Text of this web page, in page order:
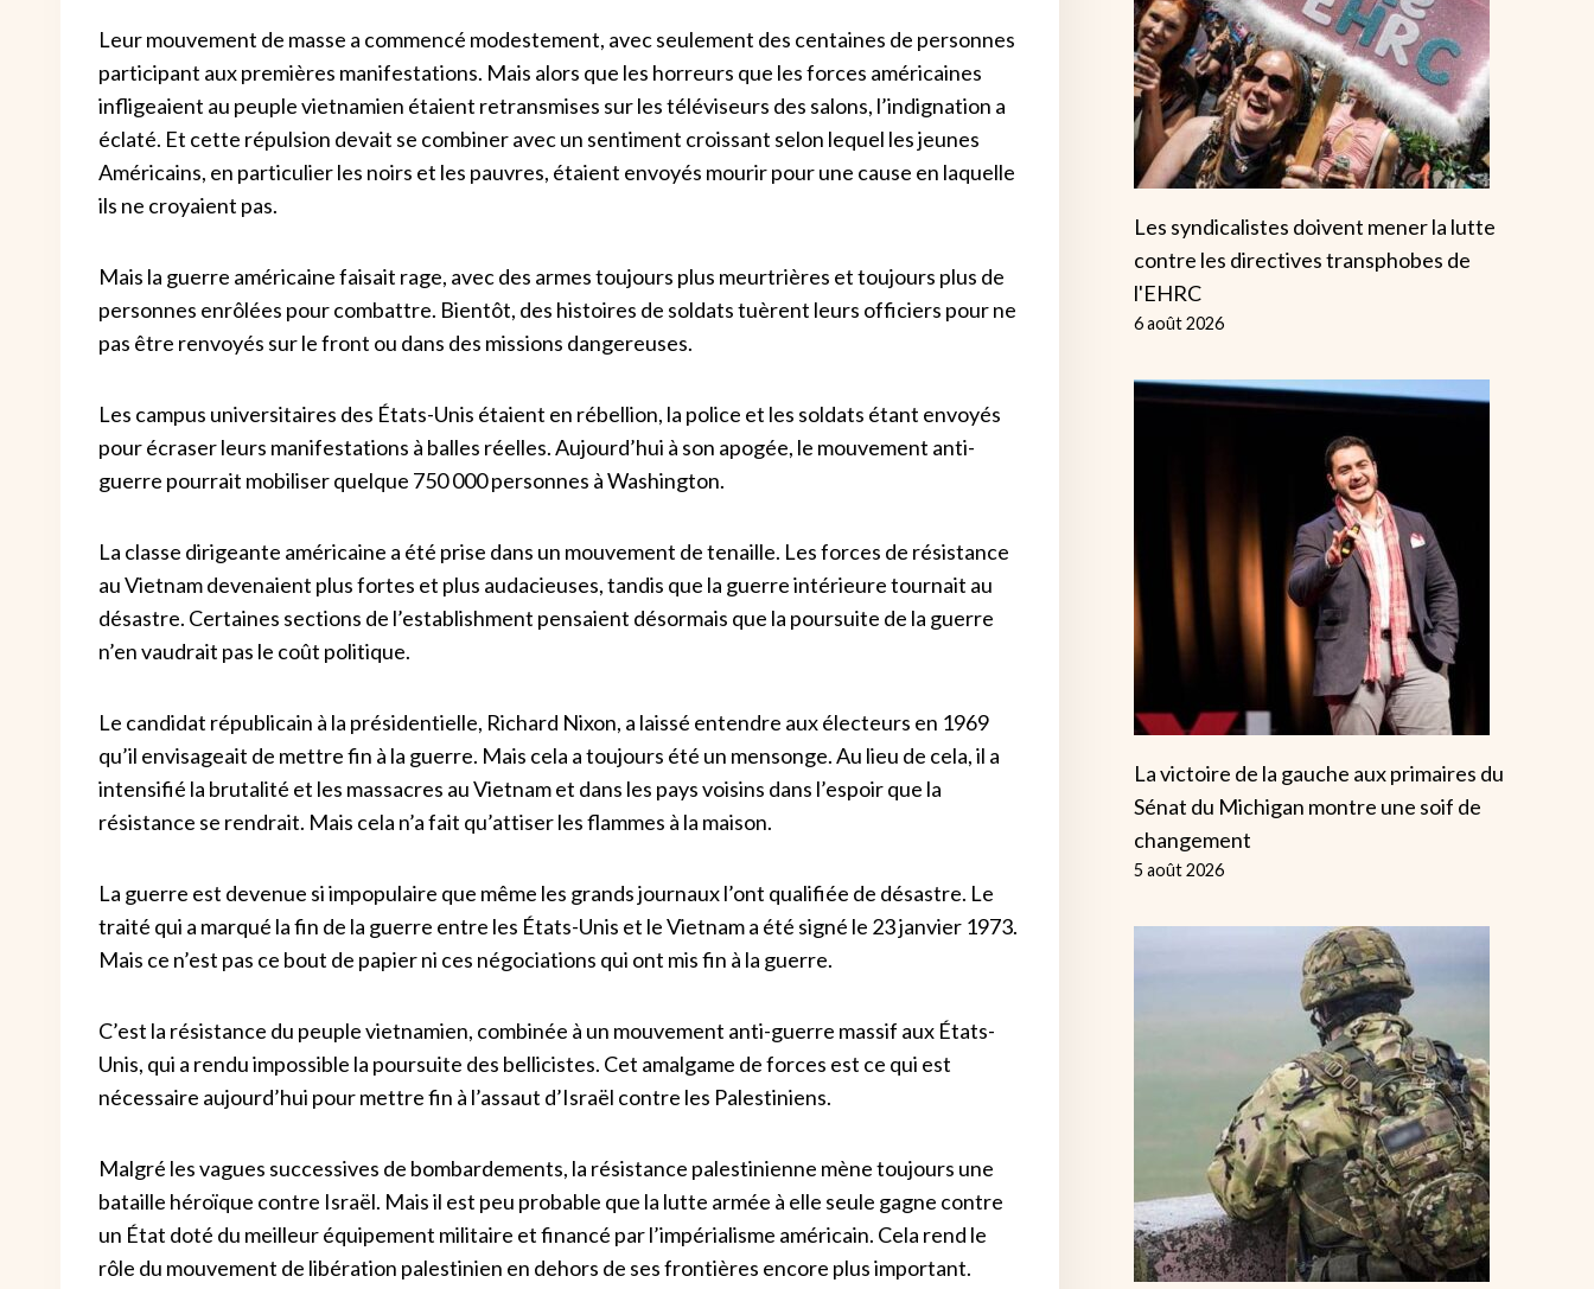
Leur mouvement de masse a commencé modestement, avec seulement des centaines de personnes
participant aux premières manifestations. Mais alors que les horreurs que les forces américaines
infligeaient au peuple vietnamien étaient retransmises sur les téléviseurs des salons, l’indignation a
éclaté. Et cette répulsion devait se combiner avec un sentiment croissant selon lequel les jeunes
Américains, en particulier les noirs et les pauvres, étaient envoyés mourir pour une cause en laquelle
ils ne croyaient pas.
Mais la guerre américaine faisait rage, avec des armes toujours plus meurtrières et toujours plus de
personnes enrôlées pour combattre. Bientôt, des histoires de soldats tuèrent leurs officiers pour ne
pas être renvoyés sur le front ou dans des missions dangereuses.
Les campus universitaires des États-Unis étaient en rébellion, la police et les soldats étant envoyés
pour écraser leurs manifestations à balles réelles. Aujourd’hui à son apogée, le mouvement anti-
guerre pourrait mobiliser quelque 750 000 personnes à Washington.
La classe dirigeante américaine a été prise dans un mouvement de tenaille. Les forces de résistance
au Vietnam devenaient plus fortes et plus audacieuses, tandis que la guerre intérieure tournait au
désastre. Certaines sections de l’establishment pensaient désormais que la poursuite de la guerre
n’en vaudrait pas le coût politique.
Le candidat républicain à la présidentielle, Richard Nixon, a laissé entendre aux électeurs en 1969
qu’il envisageait de mettre fin à la guerre. Mais cela a toujours été un mensonge. Au lieu de cela, il a
intensifié la brutalité et les massacres au Vietnam et dans les pays voisins dans l’espoir que la
résistance se rendrait. Mais cela n’a fait qu’attiser les flammes à la maison.
La guerre est devenue si impopulaire que même les grands journaux l’ont qualifiée de désastre. Le
traité qui a marqué la fin de la guerre entre les États-Unis et le Vietnam a été signé le 23 janvier 1973.
Mais ce n’est pas ce bout de papier ni ces négociations qui ont mis fin à la guerre.
C’est la résistance du peuple vietnamien, combinée à un mouvement anti-guerre massif aux États-
Unis, qui a rendu impossible la poursuite des bellicistes. Cet amalgame de forces est ce qui est
nécessaire aujourd’hui pour mettre fin à l’assaut d’Israël contre les Palestiniens.
Malgré les vagues successives de bombardements, la résistance palestinienne mène toujours une
bataille héroïque contre Israël. Mais il est peu probable que la lutte armée à elle seule gagne contre
un État doté du meilleur équipement militaire et financé par l’impérialisme américain. Cela rend le
rôle du mouvement de libération palestinien en dehors de ses frontières encore plus important.
Les syndicalistes doivent mener la lutte
contre les directives transphobes de
l'EHRC
6 août 2026
La victoire de la gauche aux primaires du
Sénat du Michigan montre une soif de
changement
5 août 2026